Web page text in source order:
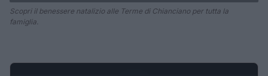
Scopri il benessere natalizio alle Terme di Chianciano per tutta la
famiglia.